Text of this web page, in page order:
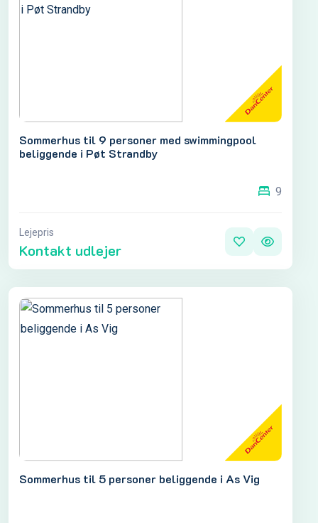
Sommerhus til 9 personer med swimmingpool
beliggende i Pøt Strandby
9
Lejepris
Kontakt udlejer
Sommerhus til 5 personer beliggende i As Vig